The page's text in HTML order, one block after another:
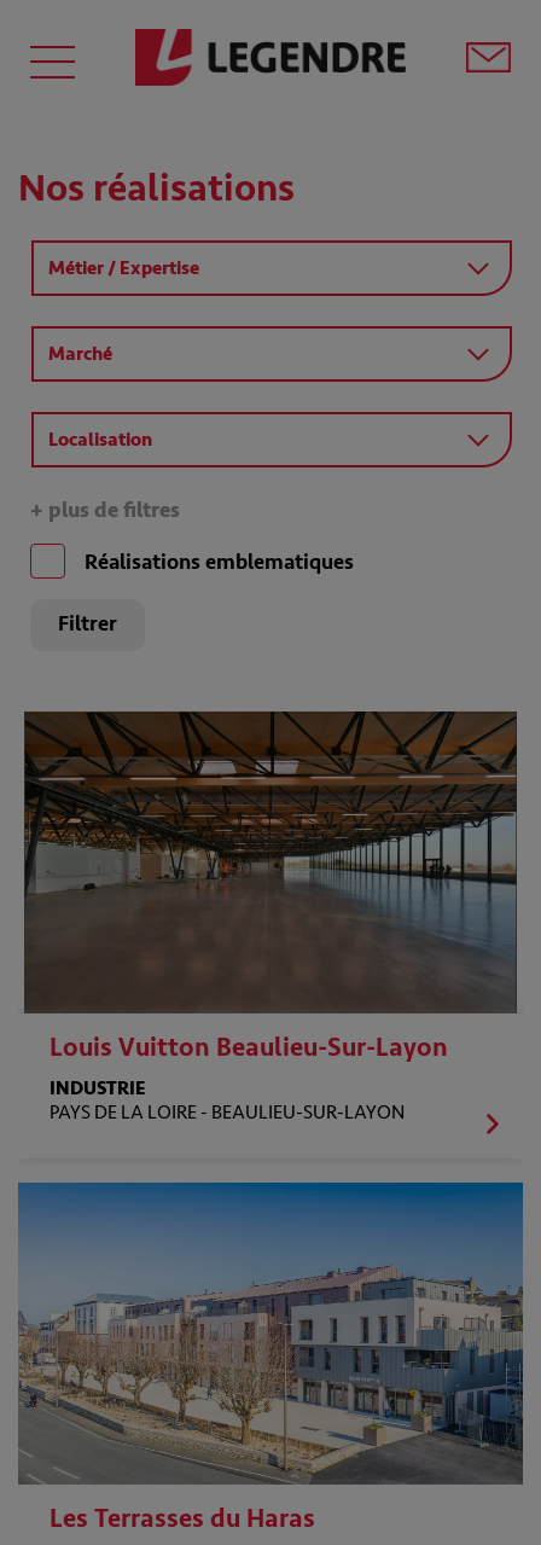
Nos réalisations
Métier / Expertise
Marché
Localisation
+ plus de filtres
Réalisations emblematiques
Louis Vuitton Beaulieu-Sur-Layon
INDUSTRIE
PAYS DE LA LOIRE - BEAULIEU-SUR-LAYON
Les Terrasses du Haras